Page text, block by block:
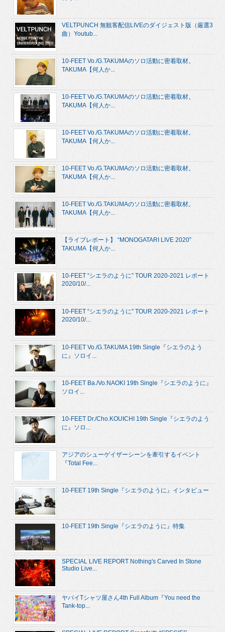
VELTPUNCH 無観客配信LIVEのダイジェスト版（厳選3
曲）Youtub...
10-FEET Vo./G.TAKUMAのソロ活動に密着取材。
TAKUMA【何人か...
10-FEET Vo./G.TAKUMAのソロ活動に密着取材。
TAKUMA【何人か...
10-FEET Vo./G.TAKUMAのソロ活動に密着取材。
TAKUMA【何人か...
10-FEET Vo./G.TAKUMAのソロ活動に密着取材。
TAKUMA【何人か...
10-FEET Vo./G.TAKUMAのソロ活動に密着取材。
TAKUMA【何人か...
【ライブレポート】 “MONOGATARI LIVE 2020”
TAKUMA【何人か...
10-FEET “シエラのように” TOUR 2020-2021 レポート
2020/10/...
10-FEET “シエラのように” TOUR 2020-2021 レポート
2020/10/...
10-FEET Vo./G.TAKUMA 19th Single『シエラのよう
に』ソロイ...
10-FEET Ba./Vo.NAOKI 19th Single『シエラのように』
ソロイ...
10-FEET Dr./Cho.KOUICHI 19th Single『シエラのよう
に』ソロ...
アジアのシューゲイザーシーンを牽引するイベント
『Total Fee...
10-FEET 19th Single『シエラのように』インタビュー
10-FEET 19th Single『シエラのように』特集
SPECIAL LIVE REPORT Nothing's Carved In Stone
Studio Live...
ヤバイTシャツ屋さん4th Full Album『You need the
Tank-top...